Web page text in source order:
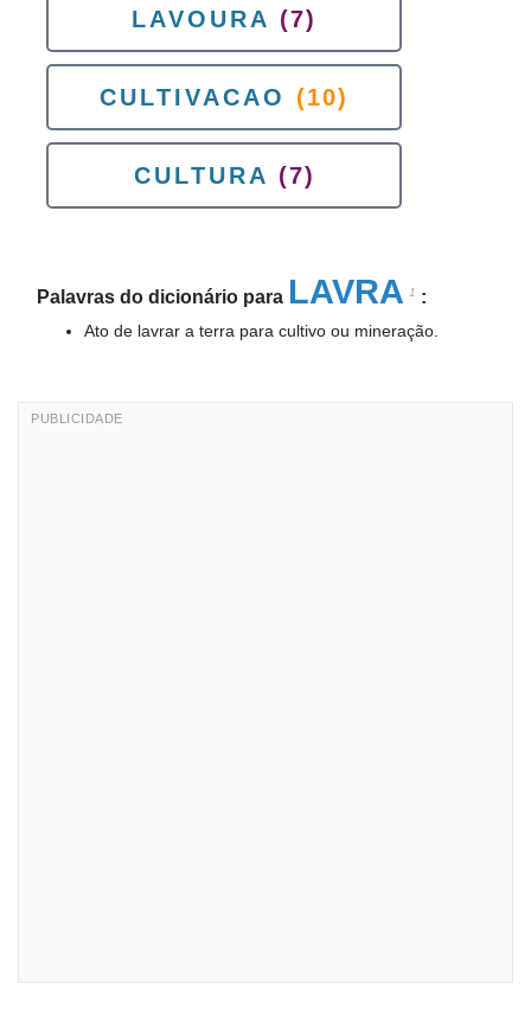
LAVOURA (7)
CULTIVACAO (10)
CULTURA (7)
Palavras do dicionário para LAVRA 1 :
Ato de lavrar a terra para cultivo ou mineração.